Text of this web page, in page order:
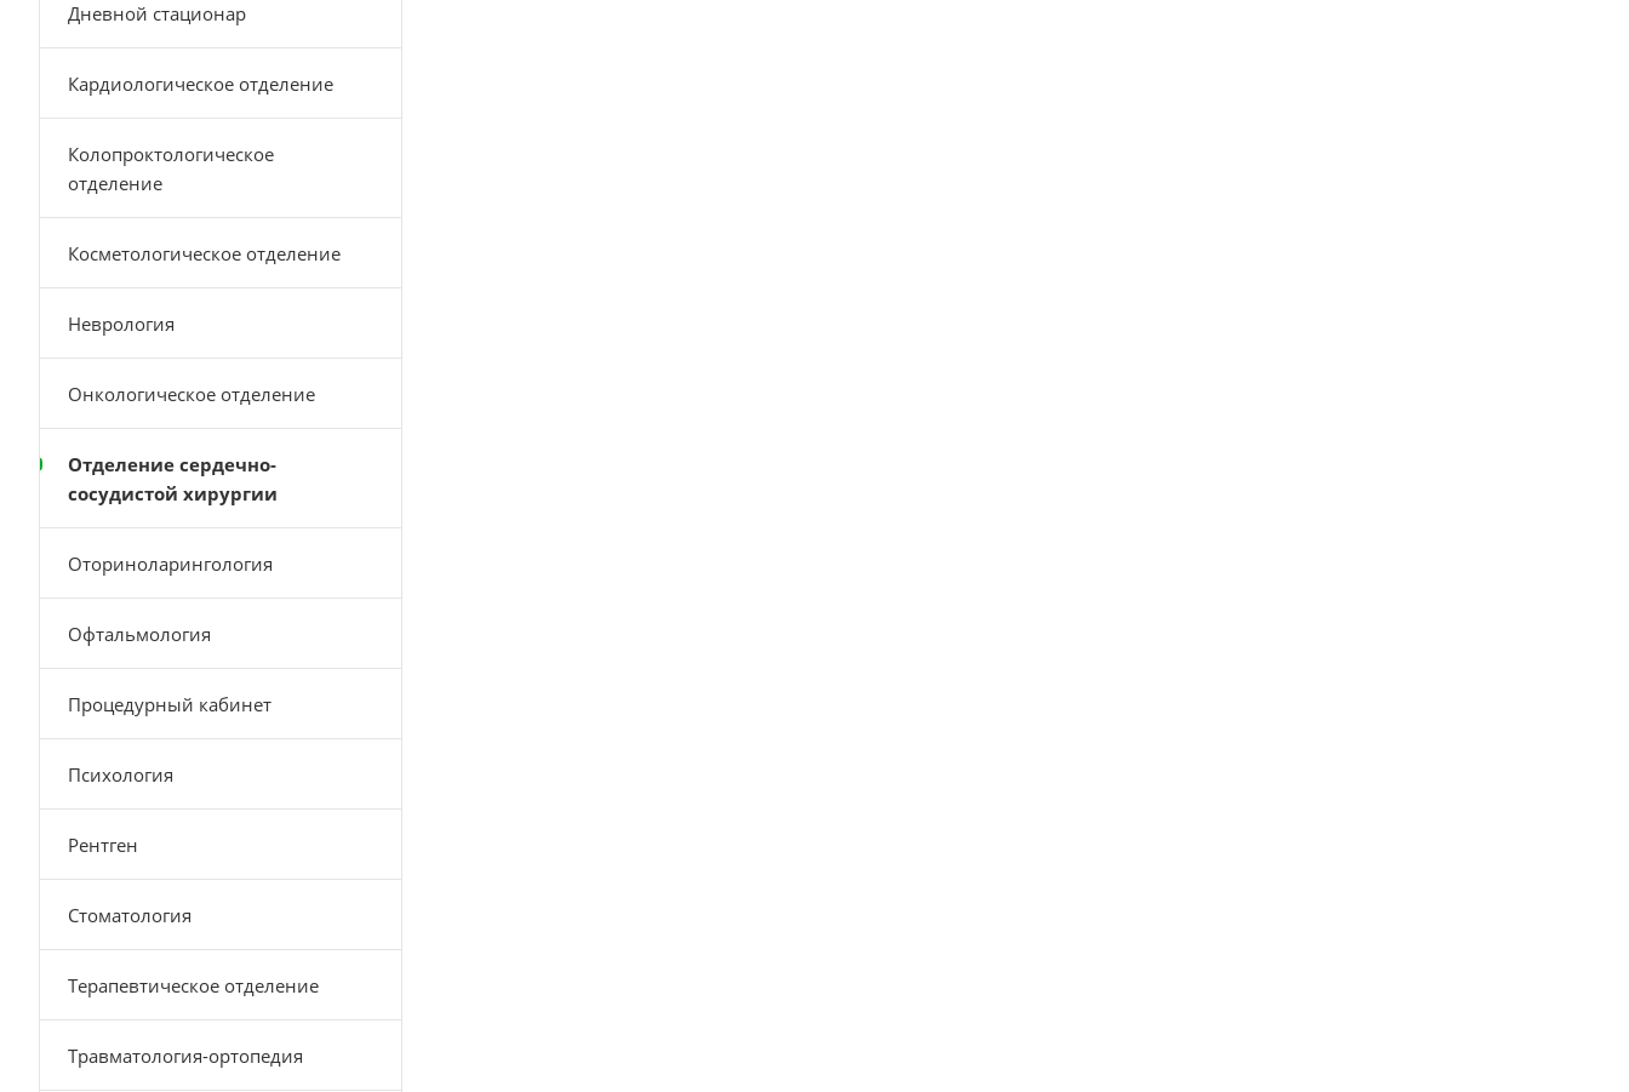
Дневной стационар
Кардиологическое отделение
Колопроктологическое
отделение
Косметологическое отделение
Неврология
Онкологическое отделение
Отделение сердечно-
сосудистой хирургии
Оториноларингология
Офтальмология
Процедурный кабинет
Психология
Рентген
Стоматология
Терапевтическое отделение
Травматология-ортопедия